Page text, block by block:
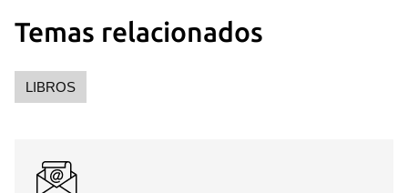
Temas relacionados
LIBROS